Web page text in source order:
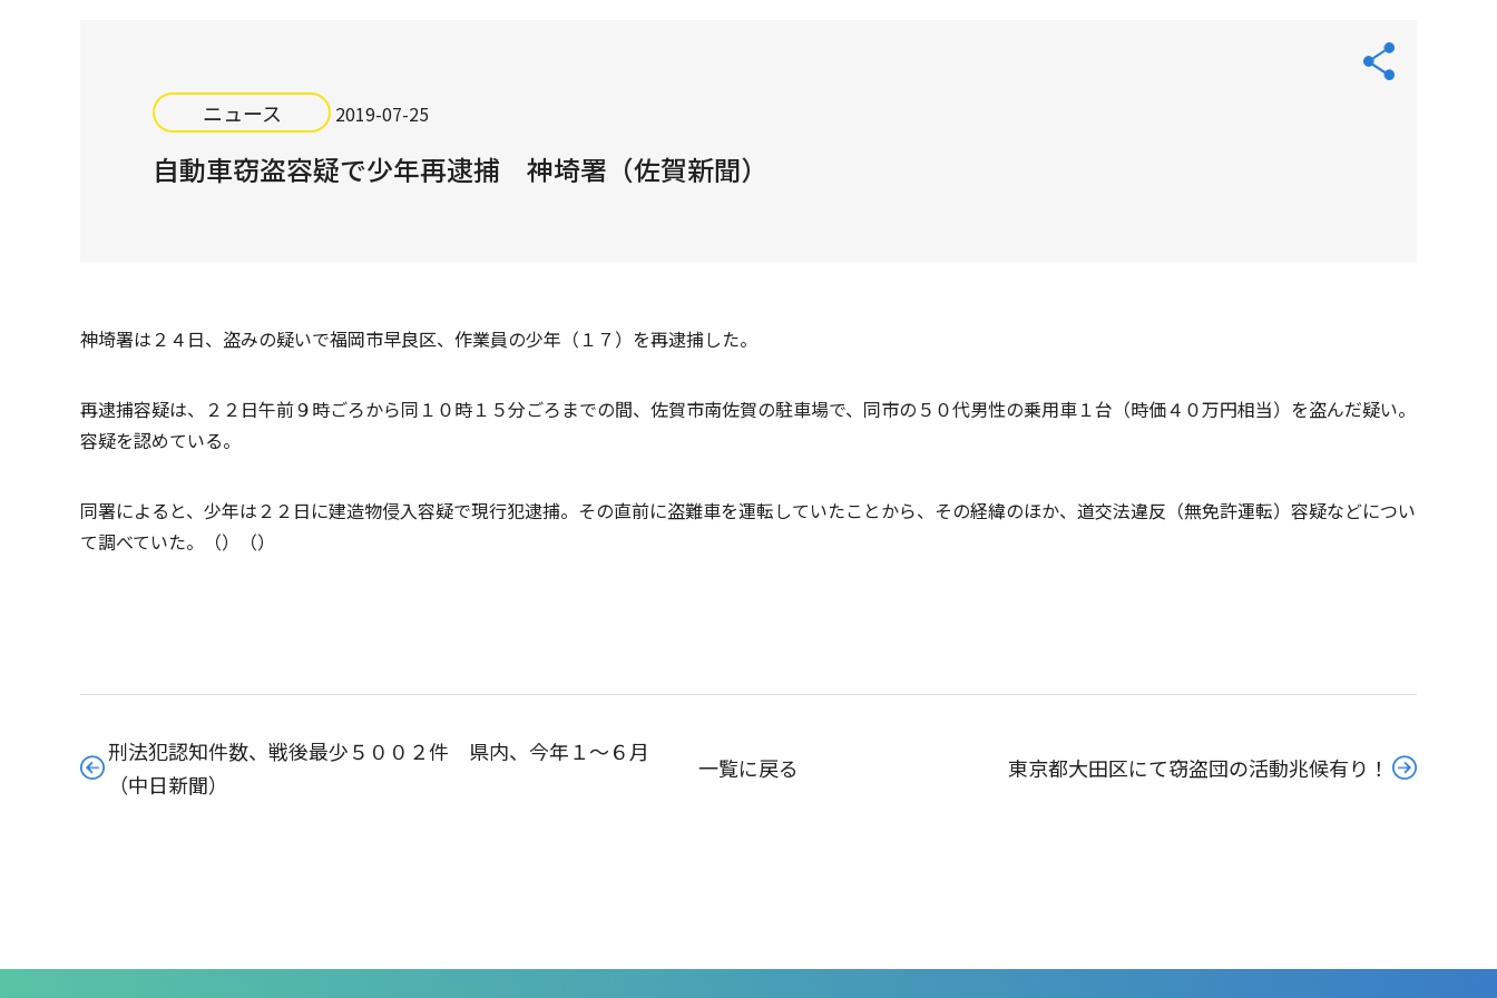
ニュース 2019-07-25
自動車窃盗容疑で少年再逮捕 神埼署（佐賀新聞）
神埼署は２４日、盗みの疑いで福岡市早良区、作業員の少年（１７）を再逮捕した。
再逮捕容疑は、２２日午前９時ごろから同１０時１５分ごろまでの間、佐賀市南佐賀の駐車場で、同市の５０代男性の乗用車１台（時価４０万円相当）を盗んだ疑い。
容疑を認めている。
同署によると、少年は２２日に建造物侵入容疑で現行犯逮捕。その直前に盗難車を運転していたことから、その経緯のほか、道交法違反（無免許運転）容疑などについ
て調べていた。（）（）
刑法犯認知件数、戦後最少５００２件 県内、今年１～６月
（中日新聞）
一覧に戻る 東京都大田区にて窃盗団の活動兆候有り！